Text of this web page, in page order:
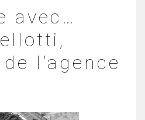
avec…
l’agence